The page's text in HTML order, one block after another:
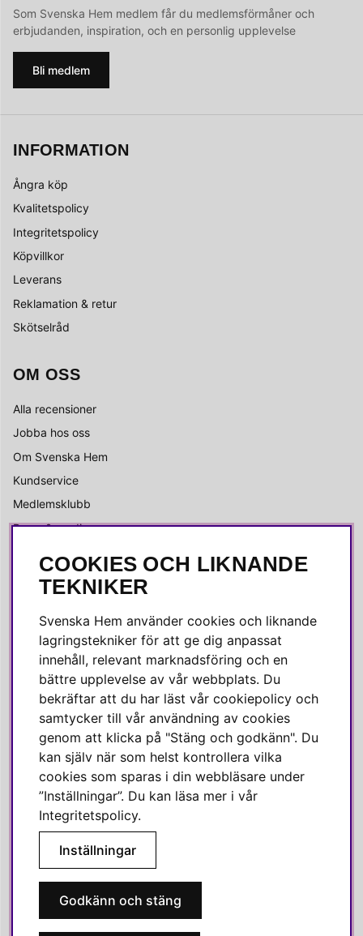
Som Svenska Hem medlem får du medlemsförmåner och
erbjudanden, inspiration, och en personlig upplevelse
Bli medlem
INFORMATION
Ångra köp
Kvalitetspolicy
Integritetspolicy
Köpvillkor
Leverans
Reklamation & retur
Skötselråd
OM OSS
Alla recensioner
Jobba hos oss
Om Svenska Hem
Kundservice
Medlemsklubb
Press & media
SOCIALA MEDIER
Instagram
Linkedin
Pinterest
SVENSKA HEM
Varmt välkommen till Svenska Hem!
Vi värdesätter våra kunder högt och finns här för att hjälpa dig
om du har några frågor eller vill ha inspiration.
010-35 00 610
E-post: e-handel@svenskahem.se
Våra butiker
COOKIES OCH LIKNANDE
TEKNIKER
Svenska Hem använder cookies och liknande
lagringstekniker för att ge dig anpassat
innehåll, relevant marknadsföring och en
bättre upplevelse av vår webbplats. Du
bekräftar att du har läst vår cookiepolicy och
samtycker till vår användning av cookies
genom att klicka på "Stäng och godkänn". Du
kan själv när som helst kontrollera vilka
cookies som sparas i din webbläsare under
”Inställningar”. Du kan läsa mer i vår
Integritetspolicy.
Inställningar
Godkänn och stäng